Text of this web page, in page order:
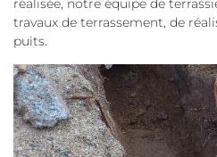
réalisée, notre équipe de
travaux de terrassement, de
puits.